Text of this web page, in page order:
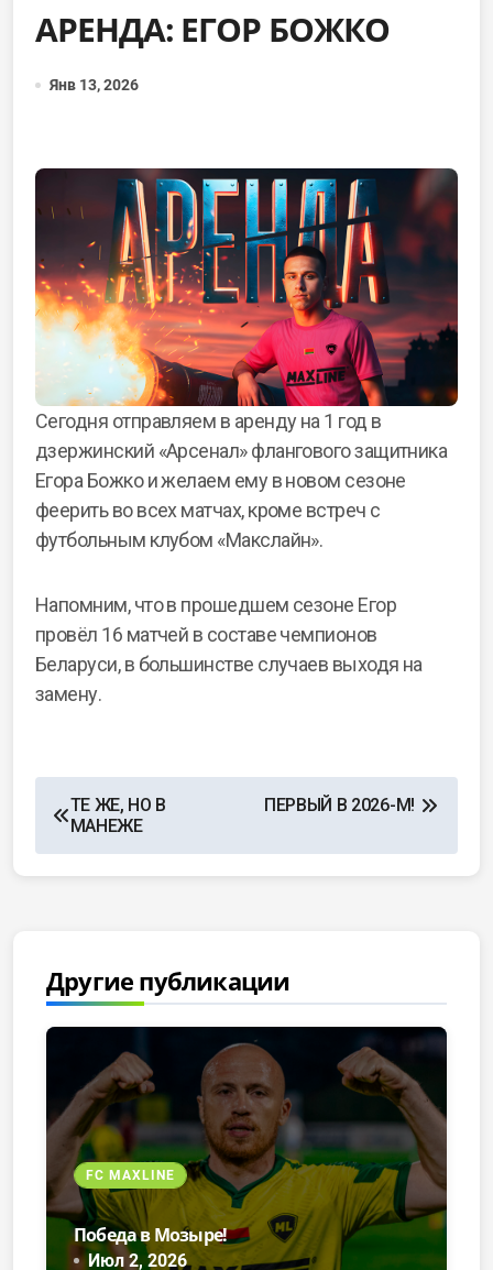
АРЕНДА: ЕГОР БОЖКО
Янв 13, 2026
Сегодня отправляем в аренду на 1 год в
дзержинский «Арсенал» флангового защитника
Егора Божко и желаем ему в новом сезоне
феерить во всех матчах, кроме встреч с
футбольным клубом «Макслайн».
Напомним, что в прошедшем сезоне Егор
провёл 16 матчей в составе чемпионов
Беларуси, в большинстве случаев выходя на
замену.
ТЕ ЖЕ, НО В
МАНЕЖЕ
ПЕРВЫЙ В 2026-М!
Другие публикации
FC MAXLINE
Победа в Мозыре!
Июл 2, 2026